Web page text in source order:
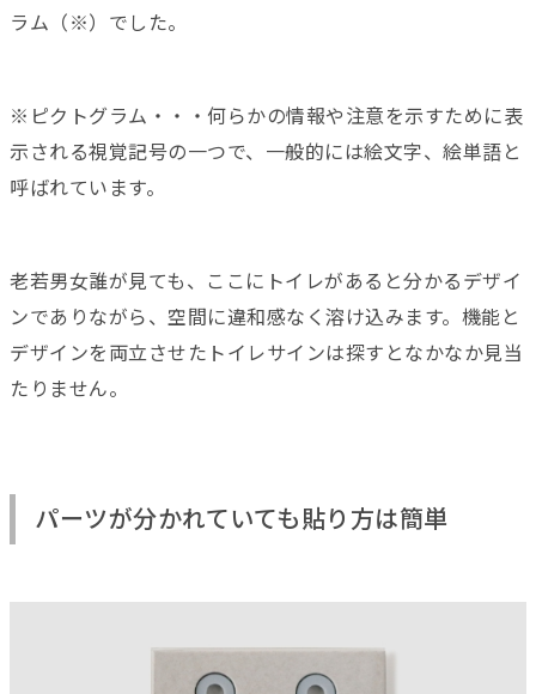
ラム（※）でした。
※ピクトグラム・・・何らかの情報や注意を示すために表
示される視覚記号の一つで、一般的には絵文字、絵単語と
呼ばれています。
老若男女誰が見ても、ここにトイレがあると分かるデザイ
ンでありながら、空間に違和感なく溶け込みます。機能と
デザインを両立させたトイレサインは探すとなかなか見当
たりません。
パーツが分かれていても貼り方は簡単